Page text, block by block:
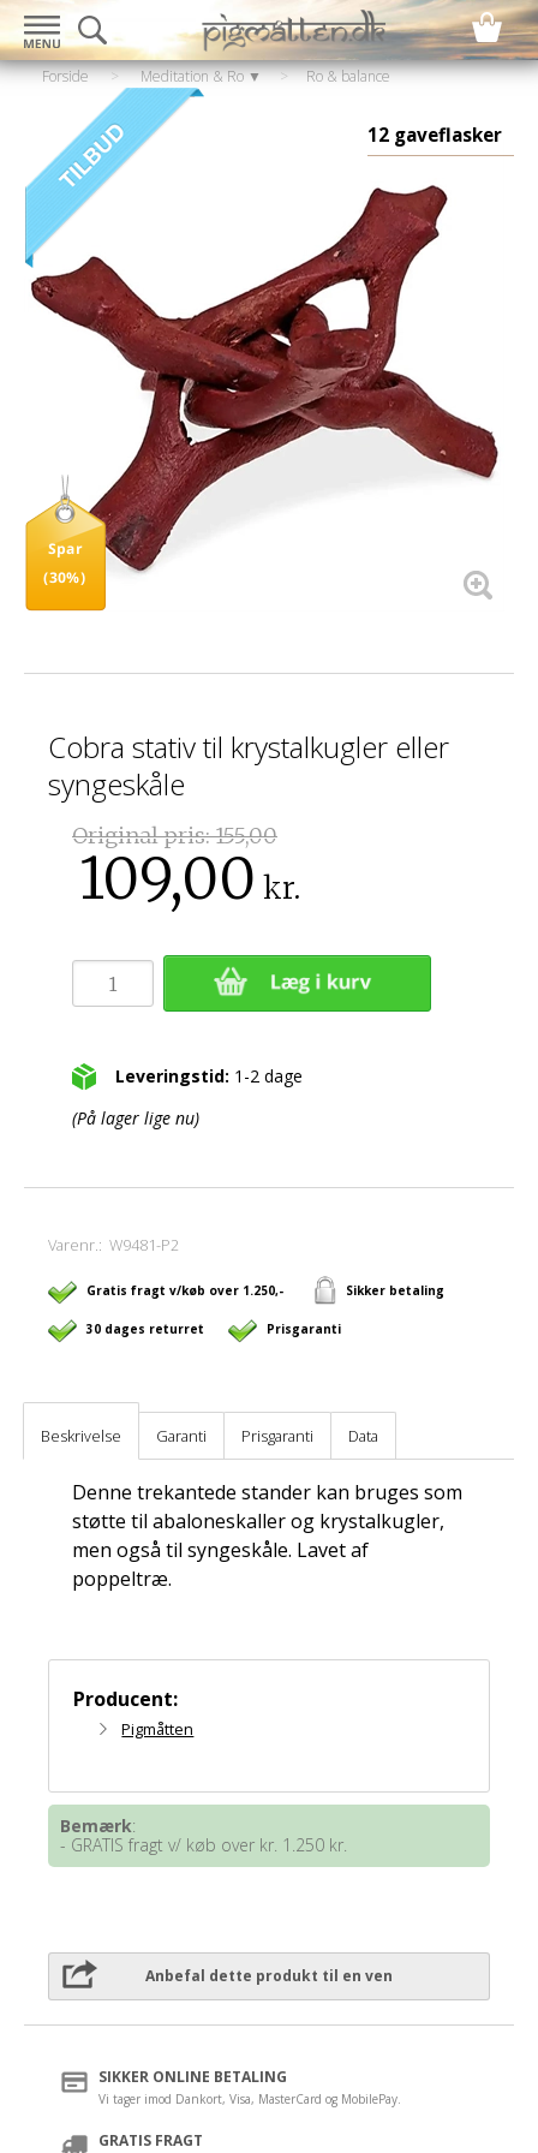
Forside > Meditation & Ro ▼ >
Ro & balance
Krystaller & sten
12 gaveflasker
Spar
(30%)
Cobra stativ til krystalkugler eller
syngeskåle
Original pris:155,00
109,00 kr.
Leveringstid: 1-2 dage
(På lager lige nu)
Varenr.:W9481-P2
Gratis fragt v/køb over 1.250,- Sikker betaling
30 dages returret Prisgaranti
Beskrivelse Garanti Prisgaranti Data
Denne trekantede stander kan bruges som
støtte til abaloneskaller og krystalkugler,
men også til syngeskåle. Lavet af
poppeltræ.
Producent:
Pigmåtten
Bemærk:
- GRATIS fragt v/ køb over kr. 1.250 kr.
Anbefal dette produkt til en ven
SIKKER ONLINE BETALING
Vi tager imod Dankort, Visa, MasterCard og MobilePay.
GRATIS FRAGT